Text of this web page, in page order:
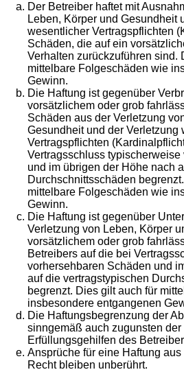
Der Betreiber haftet mit
Leben, Körper und Gesundheit
wesentlicher Vertragspflichten
Schäden, die auf ein
Verhalten zurückzuführen sind.
mittelbare Folgeschäden wie
Gewinn.
Die Haftung ist gegenüber
vorsätzlichem oder grob
Schäden aus der Verletzung
Gesundheit und der Verletzung
Vertragspflichten
Vertragsschluss
und im übrigen der Höhe nach
Durchschnittsschäden
mittelbare Folgeschäden wie
Gewinn.
Die Haftung ist gegenüber
Verletzung von Leben, Körper
vorsätzlichem oder grob
Betreibers auf die bei
vorhersehbaren Schäden und
auf die vertragstypischen
begrenzt. Dies gilt auch für
insbesondere entgangenen
Die Haftungsbegrenzung der
sinngemäß auch zugunsten der
Erfüllungsgehilfen des
Ansprüche für eine Haftung
Recht bleiben unberührt.